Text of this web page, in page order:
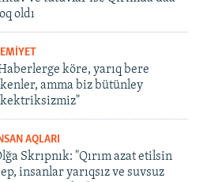
oldı
köre, yarıq bere
amma biz bütünley
AQLARI
Skrıpnık: "Qırım azat etilsin
insanlar yarıqsız ve suvsuz